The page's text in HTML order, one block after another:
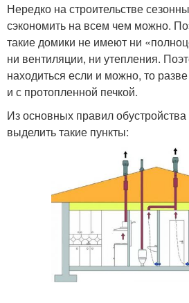
Нередко на строительстве
сэкономить на всем чем можно.
такие домики не имеют ни
ни вентиляции, ни утепления.
находиться если и можно, то
и с протопленной печкой.
Из основных правил
выделить такие пункты: